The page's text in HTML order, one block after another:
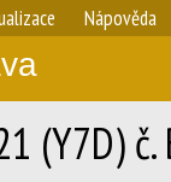
Nápověda
(Y7D)